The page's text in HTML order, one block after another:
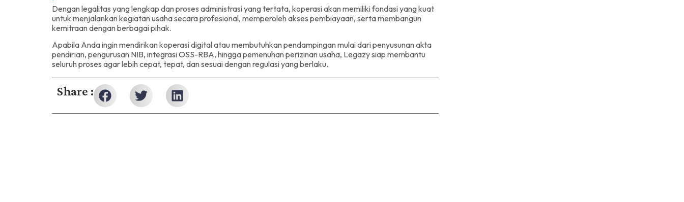
Dengan legalitas yang lengkap dan proses administrasi yang tertata, koperasi akan memiliki fondasi yang kuat
untuk menjalankan kegiatan usaha secara profesional, memperoleh akses pembiayaan, serta membangun
kemitraan dengan berbagai pihak.
Apabila Anda ingin mendirikan koperasi digital atau membutuhkan pendampingan mulai dari penyusunan akta
pendirian, pengurusan NIB, integrasi OSS-RBA, hingga pemenuhan perizinan usaha, Legazy siap membantu
seluruh proses agar lebih cepat, tepat, dan sesuai dengan regulasi yang berlaku.
Share :